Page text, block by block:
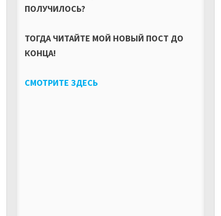
ПОЛУЧИЛОСЬ?
ТОГДА ЧИТАЙТЕ МОЙ НОВЫЙ ПОСТ ДО
КОНЦА!
СМОТРИТЕ ЗДЕСЬ